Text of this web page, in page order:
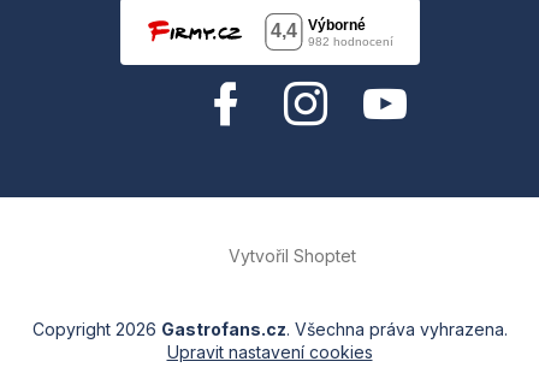
Vytvořil Shoptet
Copyright 2026 Gastrofans.cz. Všechna práva vyhrazena.
Upravit nastavení cookies